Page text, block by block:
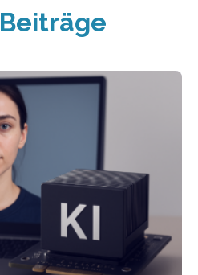
Beiträge